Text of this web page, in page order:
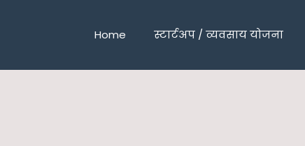
Home स्टार्टअप / व्यवसाय योजना